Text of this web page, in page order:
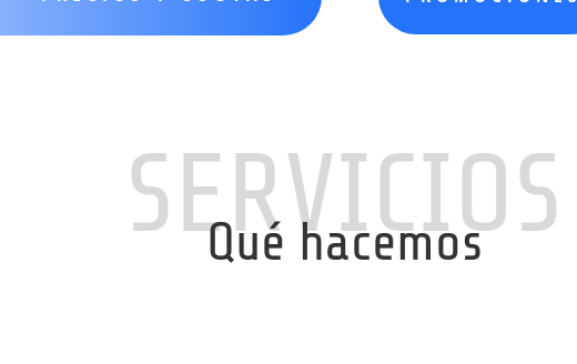
SERVICIOS
Qué hacemos